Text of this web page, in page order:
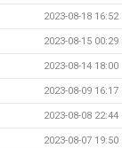
2023-08-18 16:52
2023-08-15 00:29
2023-08-14 18:00
2023-08-09 16:17
2023-08-08 22:44
2023-08-07 19:50